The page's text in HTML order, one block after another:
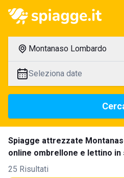
Montanaso Lombardo
Seleziona date
Spiagge attrezzate
online ombrellone e lettino
25 Risultati